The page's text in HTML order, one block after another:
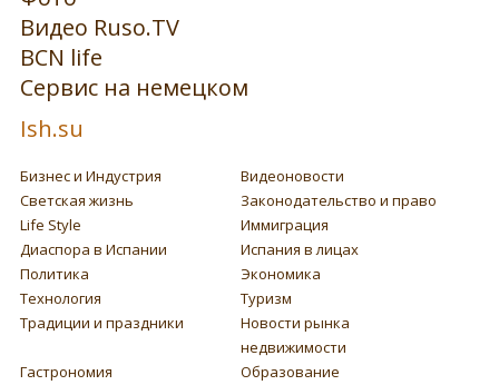
Видео Ruso.TV
BCN life
Сервис на немецком
Ish.su
Бизнес и Индустрия
Видеоновости
Светская жизнь
Законодательство и право
Life Style
Иммиграция
Диаспора в Испании
Испания в лицах
Политика
Экономика
Технология
Туризм
Традиции и праздники
Новости рынка
недвижимости
Гастрономия
Образование